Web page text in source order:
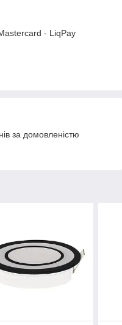
- LiqPay
за домовленістю